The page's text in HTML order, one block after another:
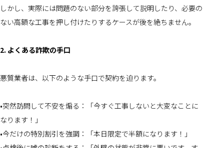
しかし、実際には問題のない部分を誇張して説明したり、必要の
ない高額な工事を押し付けたりするケースが後を絶ちません。
2. よくある詐欺の手口
悪質業者は、以下のような手口で契約を迫ります。
•突然訪問して不安を煽る：「今すぐ工事しないと大変なことに
なります！」
•今だけの特別割引を強調：「本日限定で半額になります！」